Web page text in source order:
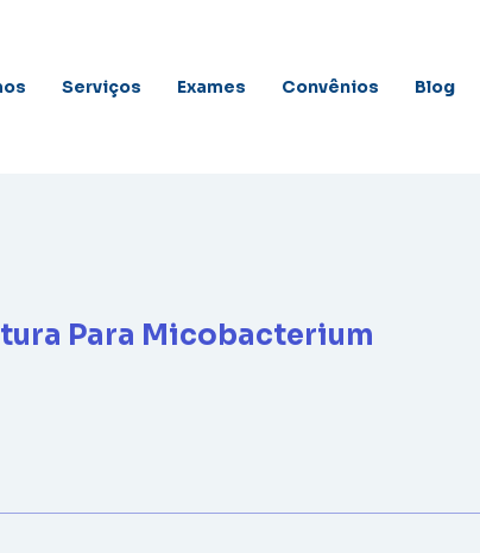
Serviços Exames Convênios Blog
Para Micobacterium